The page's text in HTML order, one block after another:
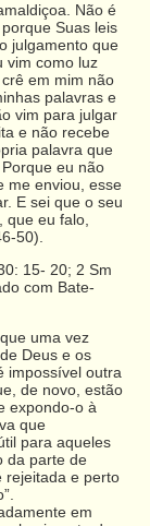
Não é
Suas leis
julgamento que
vim como luz
em mim não
palavras e
vim para julgar
e não recebe
palavra que
eu não
me enviou, esse
E sei que o seu
que eu falo,
50).
15- 20; 2 Sm
com Bate-
uma vez
Deus e os
impossível outra
de novo, estão
expondo-o à
que
para aqueles
da parte de
rejeitada e perto
em